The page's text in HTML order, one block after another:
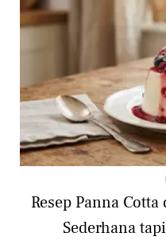
Resep Panna
Sederhana